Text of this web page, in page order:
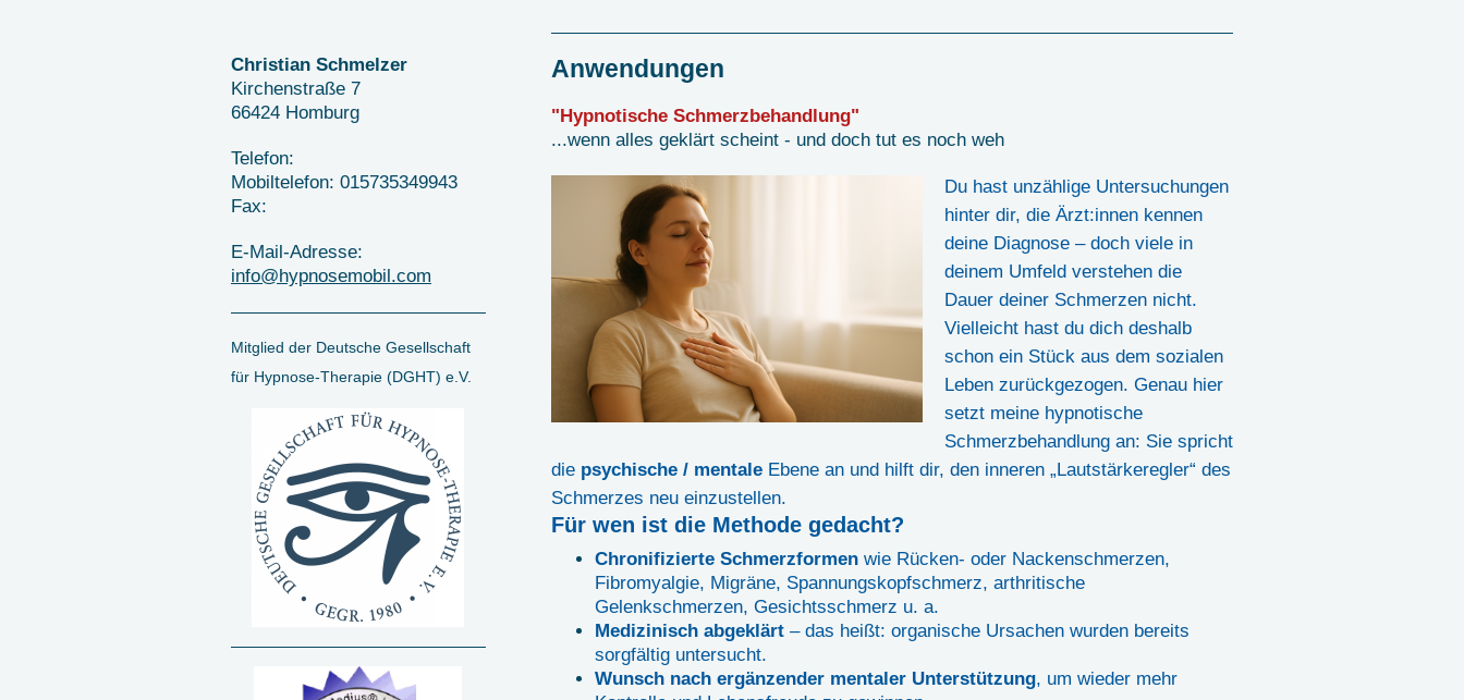
Anwendungen
"Hypnotische Schmerzbehandlung"
...wenn alles geklärt scheint - und doch tut es noch weh
Du hast unzählige Untersuchungen
hinter dir, die Ärzt:innen kennen
deine Diagnose – doch viele in
deinem Umfeld verstehen die
Dauer deiner Schmerzen nicht.
Vielleicht hast du dich deshalb
schon ein Stück aus dem sozialen
Leben zurückgezogen. Genau hier
setzt meine hypnotische
Schmerzbehandlung an: Sie spricht
die psychische / mentaleEbene an und hilft dir, den inneren „Lautstärkeregler“ des
Schmerzes neu einzustellen.
Für wen ist die Methode gedacht?
Chronifizierte Schmerzformenwie Rücken- oder Nackenschmerzen,
Fibromyalgie, Migräne, Spannungskopfschmerz, arthritische
Gelenkschmerzen, Gesichtsschmerz u. a.
Medizinisch abgeklärt– das heißt: organische Ursachen wurden bereits
sorgfältig untersucht.
Wunsch nach ergänzender mentaler Unterstützung, um wieder mehr
Christian Schmelzer
Kirchenstraße 7
66424 Homburg
Telefon:
Mobiltelefon: 015735349943
Fax:
E-Mail-Adresse:
info@hypnosemobil.com
Mitglied der Deutsche Gesellschaft
für Hypnose-Therapie (DGHT) e.V.